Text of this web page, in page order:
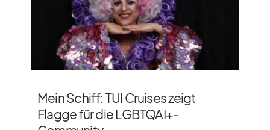
Mein Schiff: TUI Cruises zeigt
Flagge für die LGBTQAI+-